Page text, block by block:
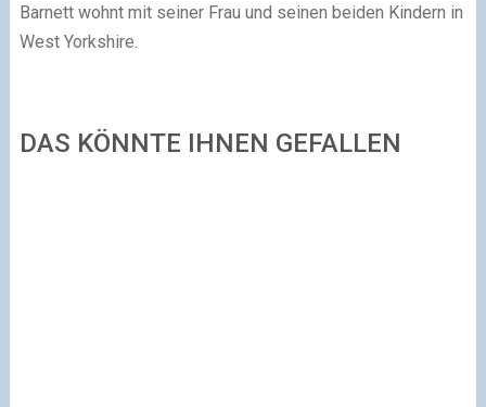
Barnett wohnt mit seiner Frau und seinen beiden Kindern in
West Yorkshire.
DAS KÖNNTE IHNEN GEFALLEN